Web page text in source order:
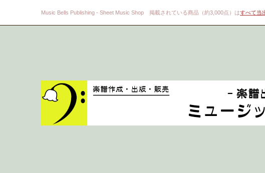
Music Bells Publishing - Sheet Music Shop 掲載されている商品（約3,000点）はすべて当